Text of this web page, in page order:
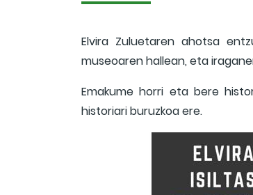
Elvira Zuluetaren ahotsa
museoaren hallean, eta
Emakume horri eta bere
historiari buruzkoa ere.